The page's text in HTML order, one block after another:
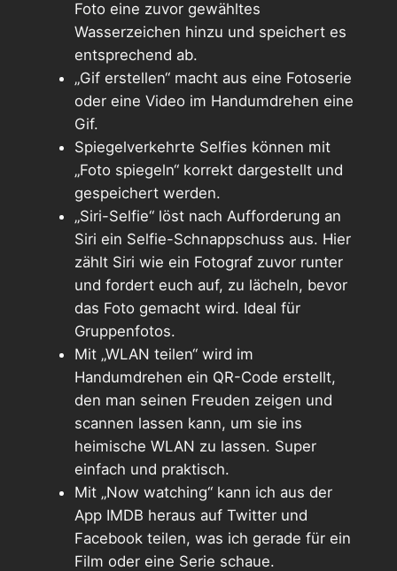
Foto eine zuvor gewähltes
Wasserzeichen hinzu und speichert es
entsprechend ab.
„Gif erstellen“ macht aus eine Fotoserie
oder eine Video im Handumdrehen eine
Gif.
Spiegelverkehrte Selfies können mit
„Foto spiegeln“ korrekt dargestellt und
gespeichert werden.
„Siri-Selfie“ löst nach Aufforderung an
Siri ein Selfie-Schnappschuss aus. Hier
zählt Siri wie ein Fotograf zuvor runter
und fordert euch auf, zu lächeln, bevor
das Foto gemacht wird. Ideal für
Gruppenfotos.
Mit „WLAN teilen“ wird im
Handumdrehen ein QR-Code erstellt,
den man seinen Freuden zeigen und
scannen lassen kann, um sie ins
heimische WLAN zu lassen. Super
einfach und praktisch.
Mit „Now watching“ kann ich aus der
App IMDB heraus auf Twitter und
Facebook teilen, was ich gerade für ein
Film oder eine Serie schaue.